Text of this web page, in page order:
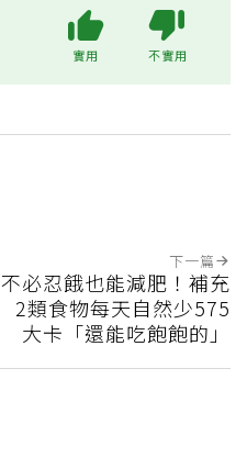
實用 不實用
下一篇
不必忍餓也能減肥！補充
2類食物每天自然少575
大卡「還能吃飽飽的」